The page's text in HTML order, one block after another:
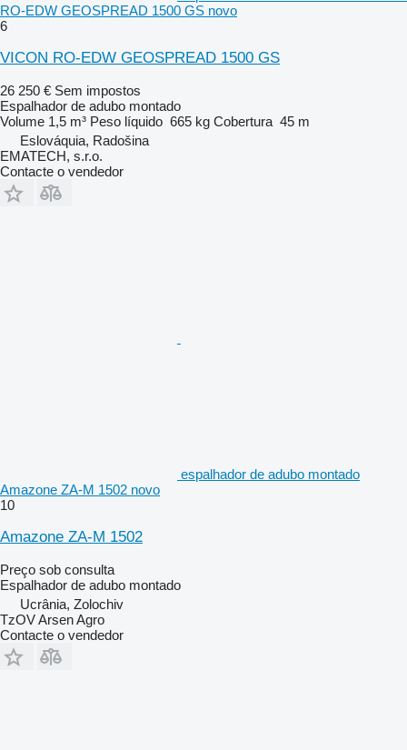
RO-EDW GEOSPREAD 1500 GS novo
6
VICON RO-EDW GEOSPREAD 1500 GS
26 250 € Sem impostos
Espalhador de adubo montado
Volume 1,5 m³ Peso líquido 665 kg Cobertura 45 m
Eslováquia, Radošina
EMATECH, s.r.o.
Contacte o vendedor
espalhador de adubo montado
Amazone ZA-M 1502 novo
10
Amazone ZA-M 1502
Preço sob consulta
Espalhador de adubo montado
Ucrânia, Zolochiv
TzOV Arsen Agro
Contacte o vendedor